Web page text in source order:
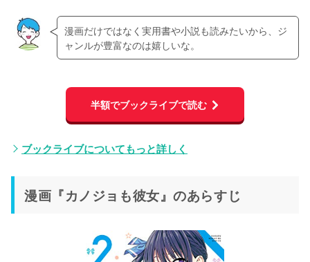
漫画だけではなく実用書や小説も読みたいから、ジ
ャンルが豊富なのは嬉しいな。
半額でブックライブで読む
ブックライブについてもっと詳しく
漫画『カノジョも彼女』のあらすじ